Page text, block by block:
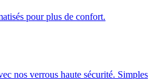
pour plus de confort.
nos verrous haute sécurité. Simples